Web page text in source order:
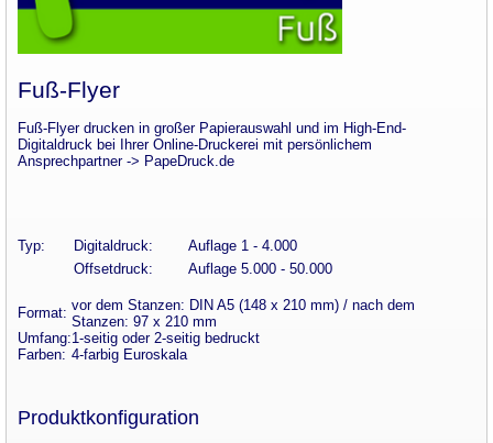
Fuß-Flyer
Fuß-Flyer drucken in großer Papierauswahl und im High-End-
Digitaldruck bei Ihrer Online-Druckerei mit persönlichem
Ansprechpartner -> PapeDruck.de
Typ: Digitaldruck:
Auflage 1 - 4.000
Offsetdruck:
Auflage 5.000 - 50.000
Format: vor dem Stanzen: DIN A5 (148 x 210 mm) / nach dem
Stanzen: 97 x 210 mm
Umfang:1-seitig oder 2-seitig bedruckt
Farben: 4-farbig Euroskala
Produktkonfiguration